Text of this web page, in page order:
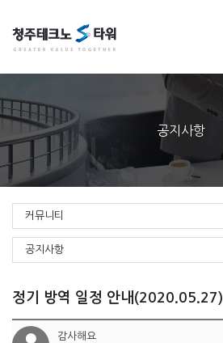
공지사항
커뮤니티
공지사항
정기 방역 일정 안내(2020.05.27)
감사해요